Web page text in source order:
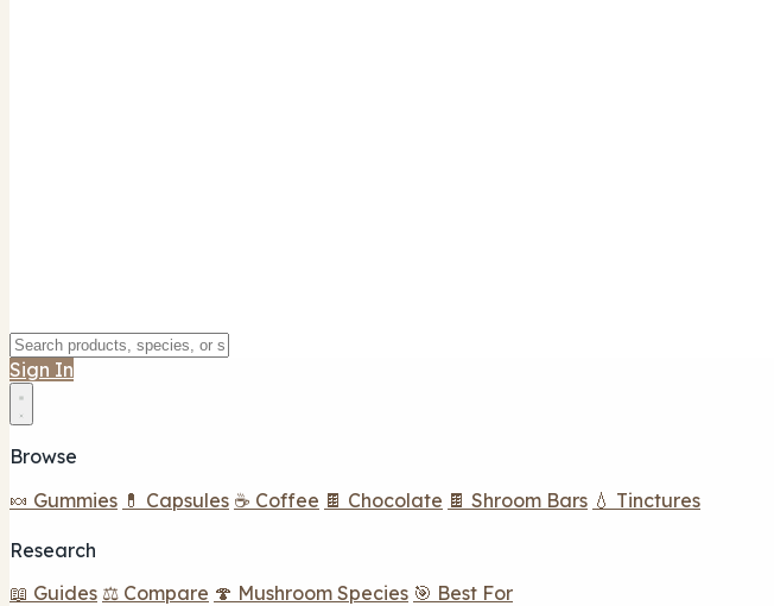
Sign In
Browse
🍬 Gummies 💊 Capsules ☕ Coffee 🍫 Chocolate 🍫 Shroom Bars 💧 Tinctures
Research
📖 Guides ⚖️ Compare 🍄 Mushroom Species 🎯 Best For